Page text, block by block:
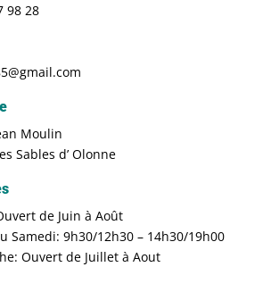
98 28
Moulin
Sables d’ Olonne
de Juin à Août
Samedi: 9h30/12h30 – 14h30/19h00
Ouvert de Juillet à Aout